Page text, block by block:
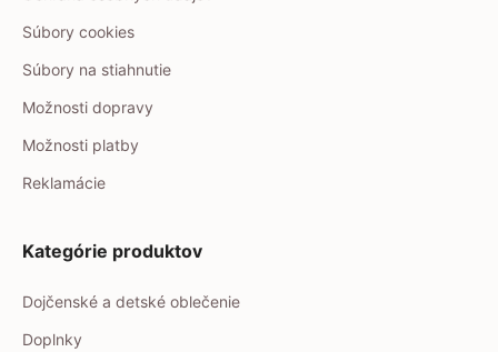
Súbory cookies
Súbory na stiahnutie
Možnosti dopravy
Možnosti platby
Reklamácie
Kategórie produktov
Dojčenské a detské oblečenie
Doplnky